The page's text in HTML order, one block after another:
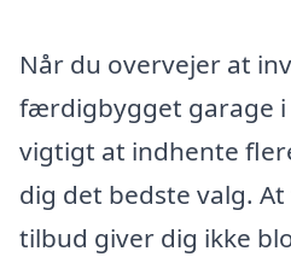
Når du overvejer at
færdigbygget garage
vigtigt at indhente
dig det bedste valg.
tilbud giver dig ikke